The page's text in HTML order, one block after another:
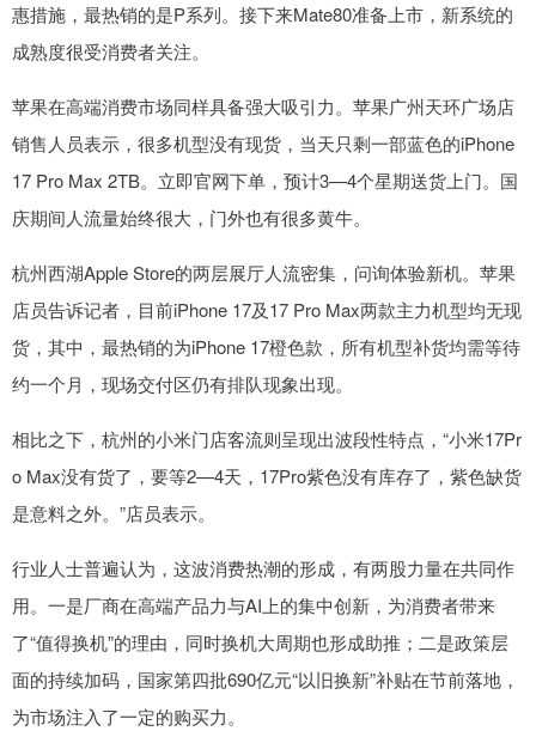
惠措施，最热销的是P系列。接下来Mate80准备上市，新系统的
成熟度很受消费者关注。
苹果在高端消费市场同样具备强大吸引力。苹果广州天环广场店
销售人员表示，很多机型没有现货，当天只剩一部蓝色的iPhone
17 Pro Max 2TB。立即官网下单，预计3—4个星期送货上门。国
庆期间人流量始终很大，门外也有很多黄牛。
杭州西湖Apple Store的两层展厅人流密集，问询体验新机。苹果
店员告诉记者，目前iPhone 17及17 Pro Max两款主力机型均无现
货，其中，最热销的为iPhone 17橙色款，所有机型补货均需等待
约一个月，现场交付区仍有排队现象出现。
相比之下，杭州的小米门店客流则呈现出波段性特点，“小米17Pr
o Max没有货了，要等2—4天，17Pro紫色没有库存了，紫色缺货
是意料之外。”店员表示。
行业人士普遍认为，这波消费热潮的形成，有两股力量在共同作
用。一是厂商在高端产品力与AI上的集中创新，为消费者带来
了“值得换机”的理由，同时换机大周期也形成助推；二是政策层
面的持续加码，国家第四批690亿元“以旧换新”补贴在节前落地，
为市场注入了一定的购买力。